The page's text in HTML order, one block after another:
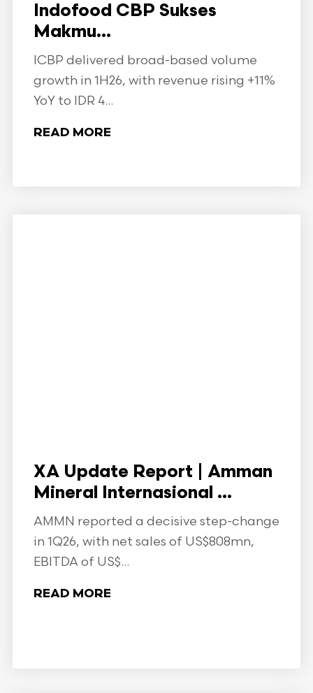
Indofood CBP Sukses
Makmu...
ICBP delivered broad-based volume
growth in 1H26, with revenue rising +11%
YoY to IDR 4...
READ MORE
XA Update Report | Amman
Mineral Internasional ...
AMMN reported a decisive step-change
in 1Q26, with net sales of US$808mn,
EBITDA of US$...
READ MORE